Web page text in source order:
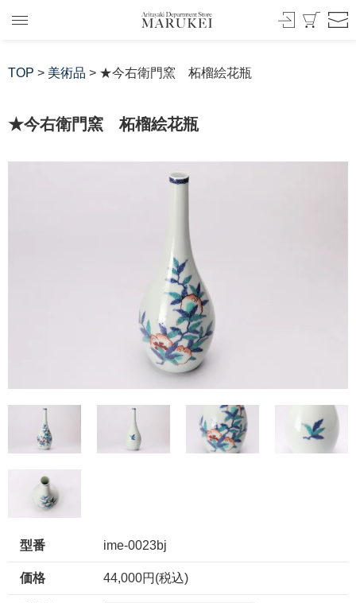
TOP > 美術品 > ★今右衛門窯 柘榴絵花瓶
★今右衛門窯 柘榴絵花瓶
型番 ime-0023bj
価格 44,000円(税込)